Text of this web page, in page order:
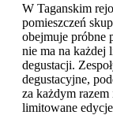
W Taganskim
pomieszczeń
obejmuje próbne
nie ma na każdej
degustacji.
degustacyjne,
za każdym
limitowane